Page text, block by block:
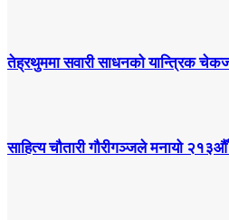
तेह्रथुममा सवारी साधनको यान्त्रिक
साहित्य चौतारी गौरीगञ्जले मनायो